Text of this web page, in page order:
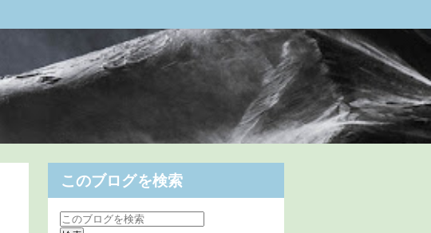
このブログを検索